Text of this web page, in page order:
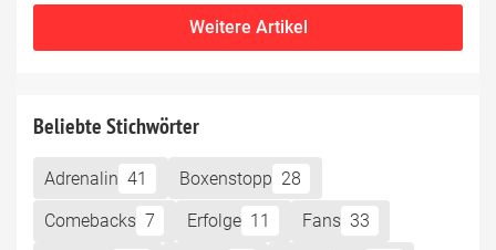
Weitere Artikel
Beliebte Stichwörter
Adrenalin 41 Boxenstopp 28
Comebacks 7 Erfolge 11 Fans 33